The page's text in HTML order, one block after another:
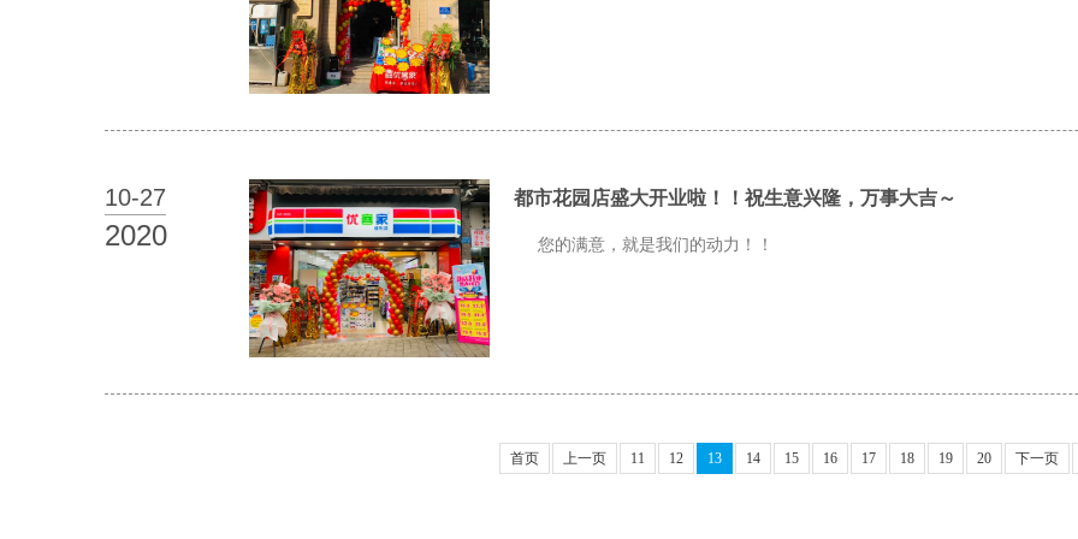
10-27
2020
都市花园店盛大开业啦！！祝生意兴隆，万事大吉～
您的满意，就是我们的动力！！
首页 上一页 11 12 13 14 15 16 17 18 19 20 下一页